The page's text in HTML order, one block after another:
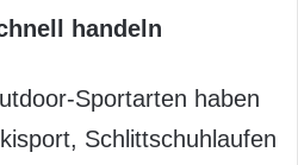
handeln
Sportarten haben
Schlittschuhlaufen